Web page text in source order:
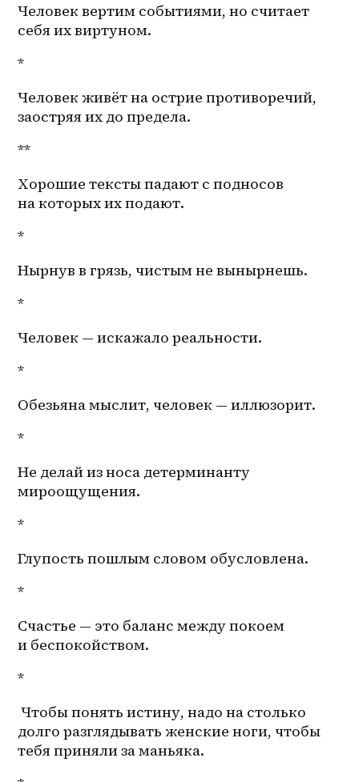
Человек вертим событиями, но считает
себя их виртуном.
*
Человек живёт на острие противоречий,
заостряя их до предела.
**
Хорошие тексты падают с подносов
на которых их подают.
*
Нырнув в грязь, чистым не вынырнешь.
*
Человек — искажало реальности.
*
Обезьяна мыслит, человек — иллюзорит.
*
Не делай из носа детерминанту
мироощущения.
*
Глупость пошлым словом обусловлена.
*
Счастье — это баланс между покоем
и беспокойством.
*
Чтобы понять истину, надо на столько
долго разглядывать женские ноги, чтобы
тебя приняли за маньяка.